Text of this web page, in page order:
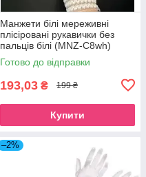
Манжети білі мереживні
плісіровані рукавички без
пальців білі (MNZ-C8wh)
Готово до відправки
193,03 ₴ 199 ₴
Купити
–2%